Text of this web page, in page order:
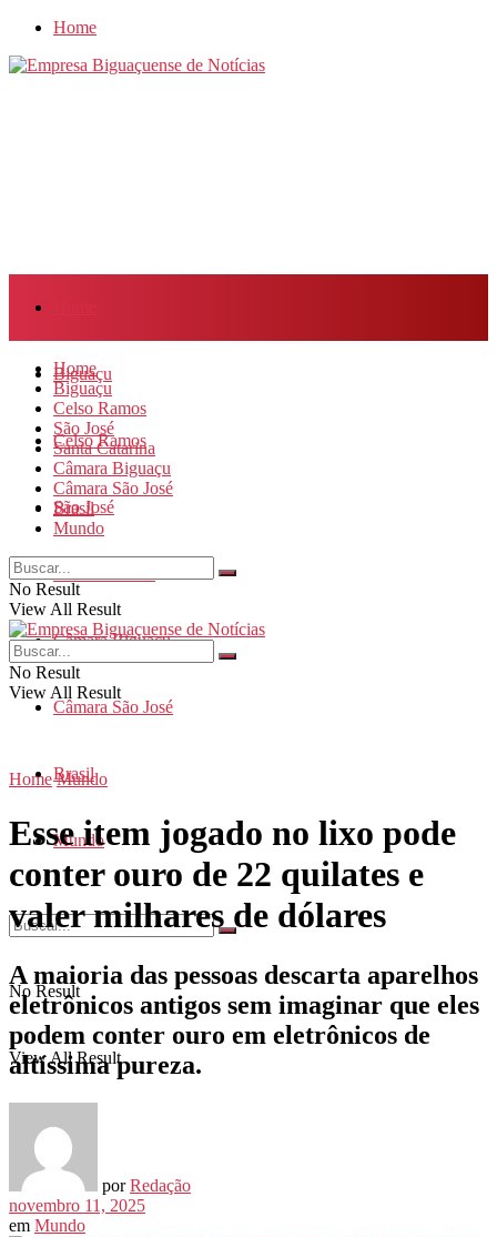
Home
Biguaçu
Celso Ramos
São José
Santa Catarina
Câmara Biguaçu
Câmara São José
Brasil
Mundo
No Result
View All Result
Home
Biguaçu
Celso Ramos
São José
Santa Catarina
Câmara Biguaçu
Câmara São José
Brasil
Mundo
No Result
View All Result
No Result
View All Result
Home Mundo
Esse item jogado no lixo pode
conter ouro de 22 quilates e
valer milhares de dólares
A maioria das pessoas descarta aparelhos
eletrônicos antigos sem imaginar que eles
podem conter ouro em eletrônicos de
altíssima pureza.
por Redação
novembro 11, 2025
em Mundo